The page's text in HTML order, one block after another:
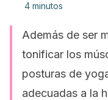
4 minutos
Además de ser
tonificar los
posturas de
adecuadas a la